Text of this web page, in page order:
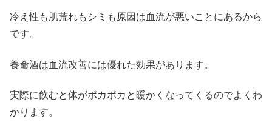
冷え性も肌荒れもシミも原因は血流が悪いことにあるから
です。
養命酒は血流改善には優れた効果があります。
実際に飲むと体がポカポカと暖かくなってくるのでよくわ
かります。